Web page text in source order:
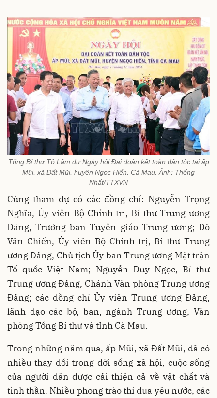
Tổng Bí thư Tô Lâm dự Ngày hội Đại đoàn kết toàn dân tộc tại ấp
Mũi, xã Đất Mũi, huyện Ngọc Hiển, Cà Mau. Ảnh: Thống
Nhất/TTXVN
Cùng tham dự có các đồng chí: Nguyễn Trọng
Nghĩa, Ủy viên Bộ Chính trị, Bí thư Trung ương
Đảng, Trưởng ban Tuyên giáo Trung ương; Đỗ
Văn Chiến, Ủy viên Bộ Chính trị, Bí thư Trung
ương Đảng, Chủ tịch Ủy ban Trung ương Mặt trận
Tổ quốc Việt Nam; Nguyễn Duy Ngọc, Bí thư
Trung ương Đảng, Chánh Văn phòng Trung ương
Đảng; các đồng chí Ủy viên Trung ương Đảng,
lãnh đạo các bộ, ban, ngành Trung ương, Văn
phòng Tổng Bí thư và tỉnh Cà Mau.
Trong những năm qua, ấp Mũi, xã Đất Mũi, đã có
nhiều thay đổi trong đời sống xã hội, cuộc sống
của người dân được cải thiện cả về vật chất và
tinh thần. Nhiều phong trào thi đua yêu nước, các